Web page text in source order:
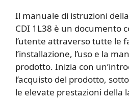
Il manuale di istruzioni
CDI 1L38 è un documento
l’utente attraverso tutte le
l’installazione, l’uso e la
prodotto. Inizia con
l’acquisto del prodotto,
le elevate prestazioni della